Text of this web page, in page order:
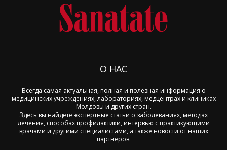
О НАС
Всегда самая актуальная, полная и полезная информация о
медицинских учреждениях, лабораториях, медцентрах и клиниках
Молдовы и других стран.
Здесь вы найдете экспертные статьи о заболеваниях, методах
лечения, способах профилактики, интервью с практикующими
врачами и другими специалистами, а также новости от наших
партнеров.